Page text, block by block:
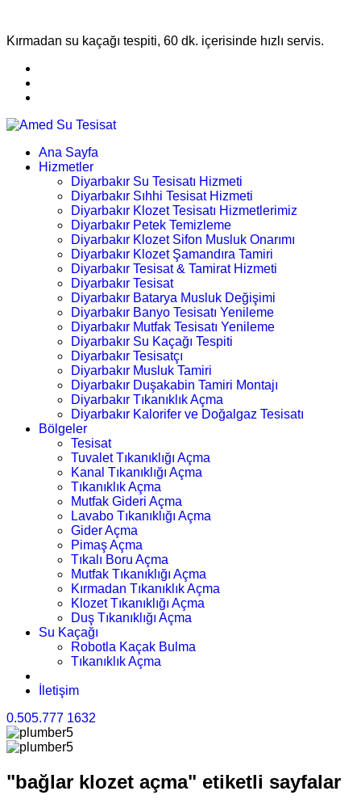
Kırmadan su kaçağı tespiti, 60 dk. içerisinde hızlı servis.
Ana Sayfa
Hizmetler
Diyarbakır Su Tesisatı Hizmeti
Diyarbakır Sıhhi Tesisat Hizmeti
Diyarbakır Klozet Tesisatı Hizmetlerimiz
Diyarbakır Petek Temizleme
Diyarbakır Klozet Sifon Musluk Onarımı
Diyarbakır Klozet Şamandıra Tamiri
Diyarbakır Tesisat & Tamirat Hizmeti
Diyarbakır Tesisat
Diyarbakır Batarya Musluk Değişimi
Diyarbakır Banyo Tesisatı Yenileme
Diyarbakır Mutfak Tesisatı Yenileme
Diyarbakır Su Kaçağı Tespiti
Diyarbakır Tesisatçı
Diyarbakır Musluk Tamiri
Diyarbakır Duşakabin Tamiri Montajı
Diyarbakır Tıkanıklık Açma
Diyarbakır Kalorifer ve Doğalgaz Tesisatı
Bölgeler
Tesisat
Tuvalet Tıkanıklığı Açma
Kanal Tıkanıklığı Açma
Tıkanıklık Açma
Mutfak Gideri Açma
Lavabo Tıkanıklığı Açma
Gider Açma
Pimaş Açma
Tıkalı Boru Açma
Mutfak Tıkanıklığı Açma
Kırmadan Tıkanıklık Açma
Klozet Tıkanıklığı Açma
Duş Tıkanıklığı Açma
Su Kaçağı
Robotla Kaçak Bulma
Tıkanıklık Açma
İletişim
0.505.777 1632
"bağlar klozet açma" etiketli sayfalar